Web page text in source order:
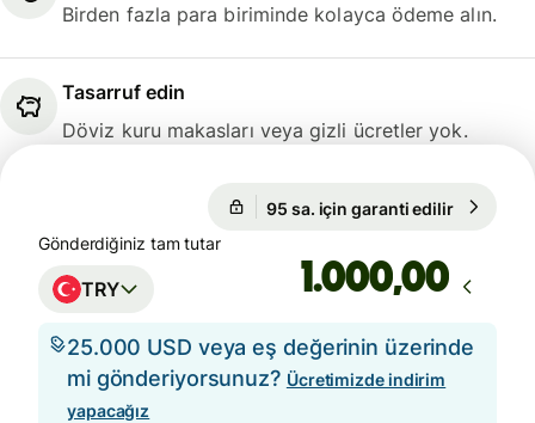
Birden fazla para biriminde kolayca ödeme alın.
Tasarruf edin
Döviz kuru makasları veya gizli ücretler yok.
95 sa. için garanti edilir
Gönderdiğiniz tam tutar
TRY ,00
25.000 USD veya eş değerinin üzerinde
mi gönderiyorsunuz? Ücretimizde indirim
yapacağız